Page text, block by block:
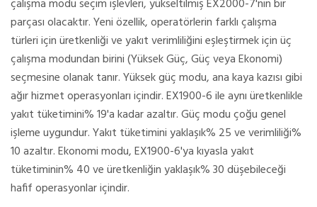
çalışma modu seçim işlevleri, yükseltilmiş EX2000-7'nin bir
parçası olacaktır. Yeni özellik, operatörlerin farklı çalışma
türleri için üretkenliği ve yakıt verimliliğini eşleştirmek için üç
çalışma modundan birini (Yüksek Güç, Güç veya Ekonomi)
seçmesine olanak tanır. Yüksek güç modu, ana kaya kazısı gibi
ağır hizmet operasyonları içindir. EX1900-6 ile aynı üretkenlikle
yakıt tüketimini% 19'a kadar azaltır. Güç modu çoğu genel
işleme uygundur. Yakıt tüketimini yaklaşık% 25 ve verimliliği%
10 azaltır. Ekonomi modu, EX1900-6'ya kıyasla yakıt
tüketiminin% 40 ve üretkenliğin yaklaşık% 30 düşebileceği
hafif operasyonlar içindir.